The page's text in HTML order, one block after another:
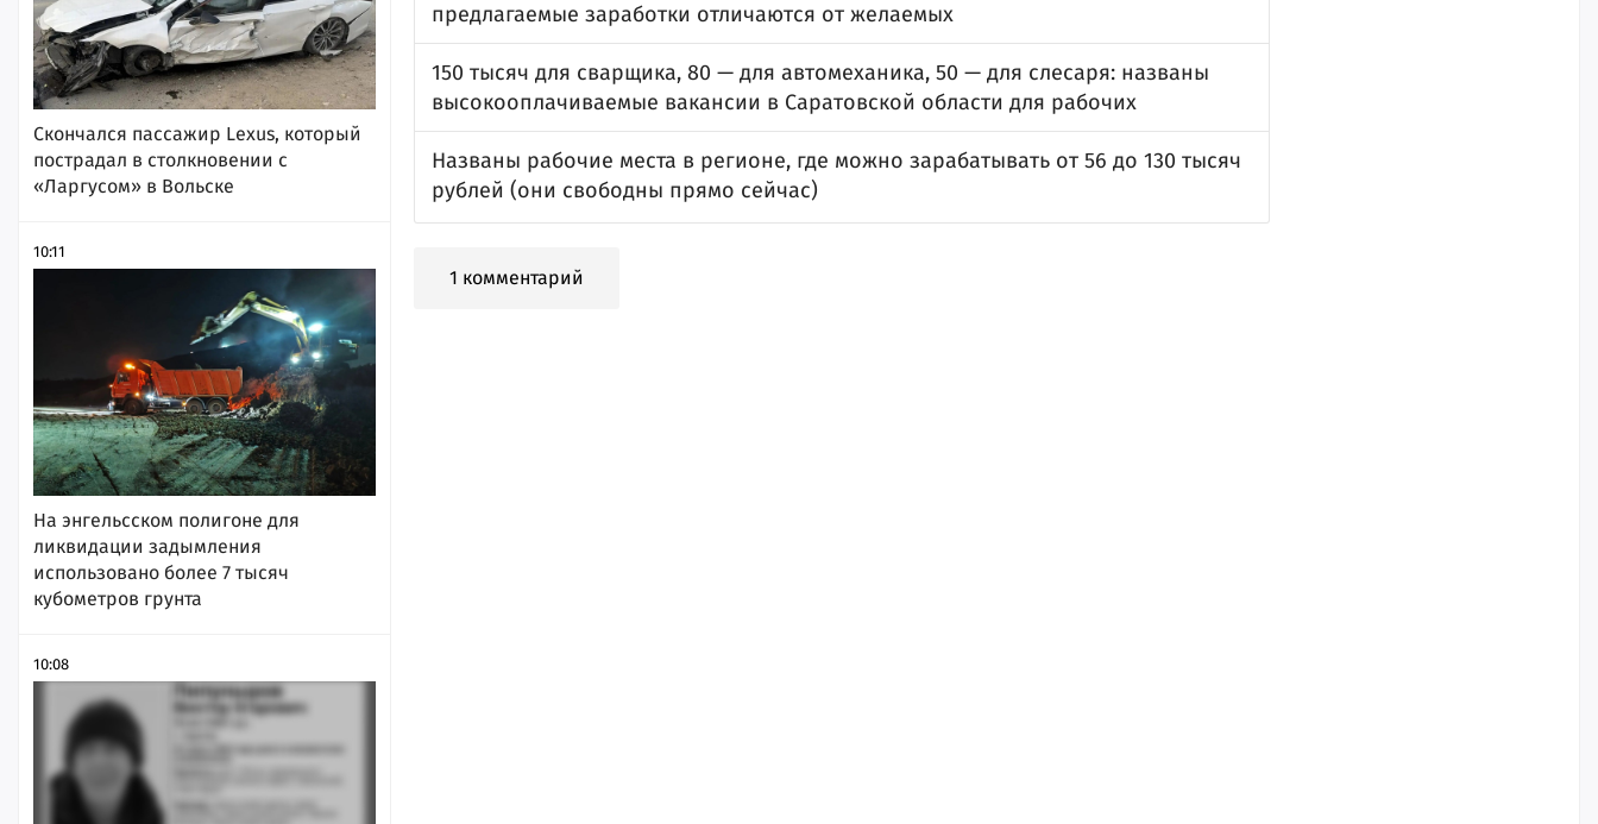
Скончался пассажир Lexus, который
пострадал в столкновении с
«Ларгусом» в Вольске
10:11
На энгельсском полигоне для
ликвидации задымления
использовано более 7 тысяч
кубометров грунта
10:08
предлагаемые заработки отличаются от желаемых
150 тысяч для сварщика, 80 — для автомеханика, 50 — для слесаря: названы
высокооплачиваемые вакансии в Саратовской области для рабочих
Названы рабочие места в регионе, где можно зарабатывать от 56 до 130 тысяч
рублей (они свободны прямо сейчас)
1 комментарий